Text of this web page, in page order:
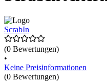
ScrabIn
(0 Bewertungen)
•
Keine Preisinformationen
(0 Bewertungen)